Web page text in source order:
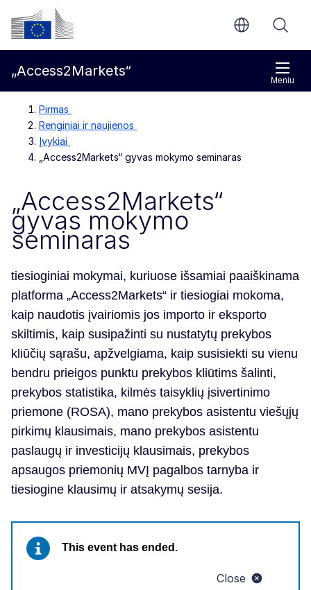
Pereiti prie pagrindinio turinio
Europos Komisija
Meniu
„Access2Markets“
Pirmas
Renginiai ir naujienos
Įvykiai
„Access2Markets“ gyvas mokymo seminaras
„Access2Markets“
gyvas mokymo
seminaras
tiesioginiai mokymai, kuriuose išsamiai paaiškinama
platforma „Access2Markets“ ir tiesiogiai mokoma,
kaip naudotis įvairiomis jos importo ir eksporto
skiltimis, kaip susipažinti su nustatytų prekybos
kliūčių sąrašu, apžvelgiama, kaip susisiekti su vienu
bendru prieigos punktu prekybos kliūtims šalinti,
prekybos statistika, kilmės taisyklių įsivertinimo
priemone (ROSA), mano prekybos asistentu viešųjų
pirkimų klausimais, mano prekybos asistentu
paslaugų ir investicijų klausimais, prekybos
apsaugos priemonių MVĮ pagalbos tarnyba ir
tiesiogine klausimų ir atsakymų sesija.
Close
This event has ended.